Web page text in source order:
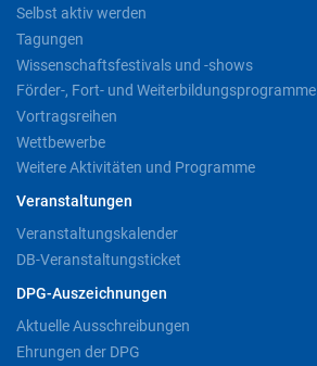
Selbst aktiv werden
Tagungen
Wissenschaftsfestivals und -shows
Förder-, Fort- und Weiterbildungsprogramme
Vortragsreihen
Wettbewerbe
Weitere Aktivitäten und Programme
Veranstaltungen
Veranstaltungskalender
DB-Veranstaltungsticket
DPG-Auszeichnungen
Aktuelle Ausschreibungen
Ehrungen der DPG